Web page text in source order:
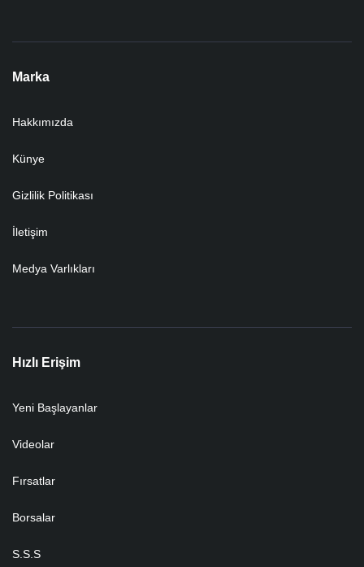
Marka
Hakkımızda
Künye
Gizlilik Politikası
İletişim
Medya Varlıkları
Hızlı Erişim
Yeni Başlayanlar
Videolar
Fırsatlar
Borsalar
S.S.S